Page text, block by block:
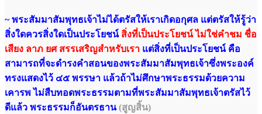
~ พระสัมมาสัมพุทธเจ้าไม่ได้ตรัสให้เราเกิดอกุศล แต่ตรัสให้รู้ว่า
สิ่งใดควรสิ่งใดเป็นประโยชน์ สิ่งที่เป็นประโยชน์ ไม่ใช่คำชม ชื่อ
เสียง ลาภ ยศ สรรเสริญสำหรับเรา แต่สิ่งที่เป็นประโยชน์ คือ
สามารถที่จะดำรงคำสอนของพระสัมมาสัมพุทธเจ้าซึ่งพระองค์
ทรงแสดงไว้ ๔๕ พรรษา แล้วถ้าไม่ศึกษาพระธรรมด้วยความ
เคารพ ไม่สืบทอดพระธรรมตามที่พระสัมมาสัมพุทธเจ้าตรัสไว้
ดีแล้ว พระธรรมก็อันตรธาน(สูญสิ้น)